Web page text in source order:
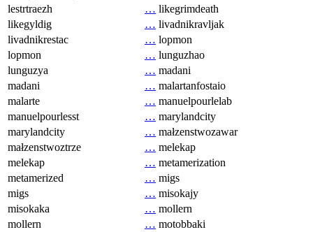
lestrtraezh
… likegrimdeath
likegyldig
… livadnikravljak
livadnikrestac
… lopmon
lopmon
… lunguzhao
lunguzya
… madani
madani
… malartanfostaio
malarte
… manuelpourlelab
manuelpourlesst
… marylandcity
marylandcity
… małzenstwozawar
małzenstwoztrze
… melekap
melekap
… metamerization
metamerized
… migs
migs
… misokajy
misokaka
… mollern
mollern
… motobbaki